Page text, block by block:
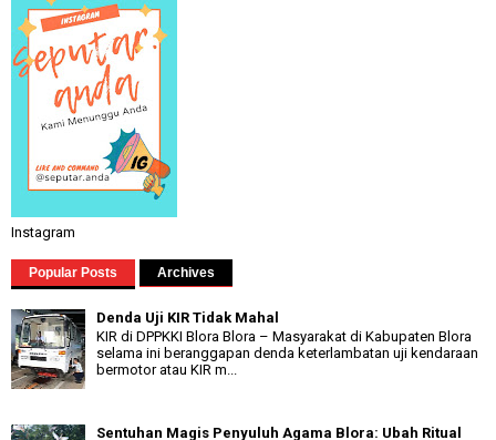
Instagram
Popular Posts Archives
Denda Uji KIR Tidak Mahal
KIR di DPPKKI Blora Blora – Masyarakat di Kabupaten Blora
selama ini beranggapan denda keterlambatan uji kendaraan
bermotor atau KIR m...
Sentuhan Magis Penyuluh Agama Blora: Ubah Ritual